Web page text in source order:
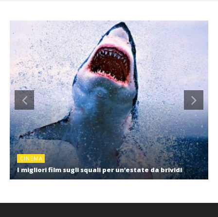
CINEMA
I migliori film sugli squali per un’estate da brividi